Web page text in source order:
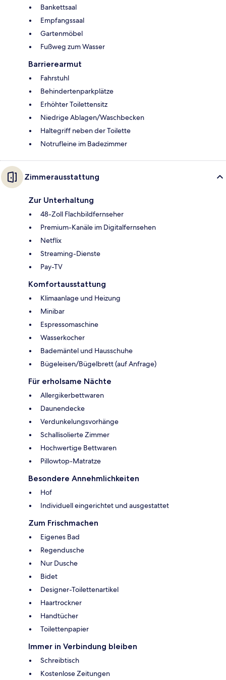
Bankettsaal
Empfangssaal
Gartenmöbel
Fußweg zum Wasser
Barrierearmut
Fahrstuhl
Behindertenparkplätze
Erhöhter Toilettensitz
Niedrige Ablagen/Waschbecken
Haltegriff neben der Toilette
Notrufleine im Badezimmer
Zimmerausstattung
Zur Unterhaltung
48-Zoll Flachbildfernseher
Premium-Kanäle im Digitalfernsehen
Netflix
Streaming-Dienste
Pay-TV
Komfortausstattung
Klimaanlage und Heizung
Minibar
Espressomaschine
Wasserkocher
Bademäntel und Hausschuhe
Bügeleisen/Bügelbrett (auf Anfrage)
Für erholsame Nächte
Allergikerbettwaren
Daunendecke
Verdunkelungsvorhänge
Schallisolierte Zimmer
Hochwertige Bettwaren
Pillowtop-Matratze
Besondere Annehmlichkeiten
Hof
Individuell eingerichtet und ausgestattet
Zum Frischmachen
Eigenes Bad
Regendusche
Nur Dusche
Bidet
Designer-Toilettenartikel
Haartrockner
Handtücher
Toilettenpapier
Immer in Verbindung bleiben
Schreibtisch
Kostenlose Zeitungen